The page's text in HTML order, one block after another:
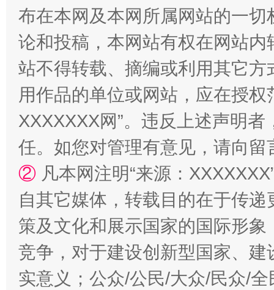
国家大学科技园优化重塑工作
布在本网及本网所属网站的一
论和投稿，本网站有权在网站
站不得转载、摘编或利用其它
用作品的单位或网站，应在授
XXXXXXX网”。违反上述声明
任。如您对管理有意见，请向
② 凡本网注明“来源：
自其它媒体，转载目的在于传
策及文化和展示国家的国际形
竞争，对于建设创新型国家、
实意义；公众/公民/大众/民众/